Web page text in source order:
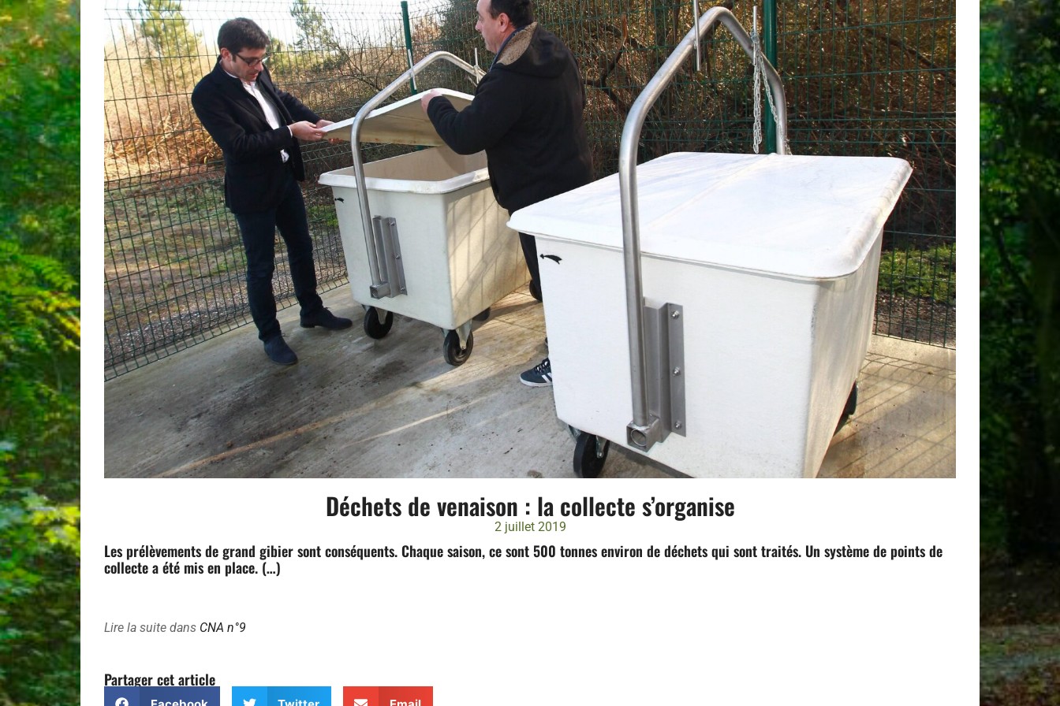
Déchets de venaison : la collecte s’organise
2 juillet 2019
Les prélèvements de grand gibier sont conséquents. Chaque saison, ce sont 500 tonnes environ de déchets qui sont traités. Un système de points de
collecte a été mis en place. (…)
Lire la suite dans CNA n°9
Partager cet article